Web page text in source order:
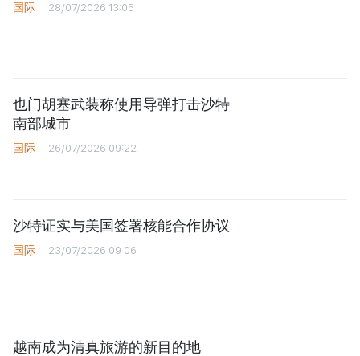
《决议》的行动计划
国际 28/07/2026 13:05
也门胡塞武装称使用导弹打击沙特
南部城市
国际 26/07/2026 09:22
沙特证实与美国签署核能合作协议
国际 23/07/2026 09:06
越南成为清真旅游的新目的地